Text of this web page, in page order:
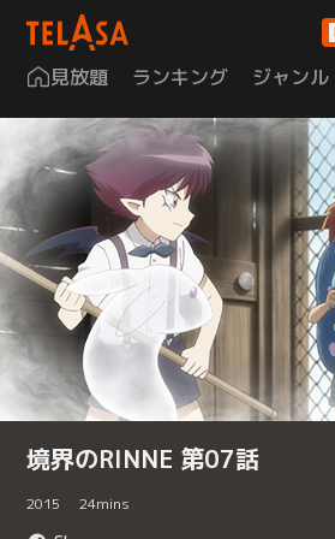
見放題 ランキング ジャンル
境界のRINNE 第07話
2015 24mins